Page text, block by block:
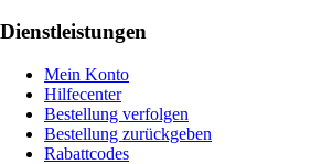
Dienstleistungen
Mein Konto
Hilfecenter
Bestellung verfolgen
Bestellung zurückgeben
Rabattcodes